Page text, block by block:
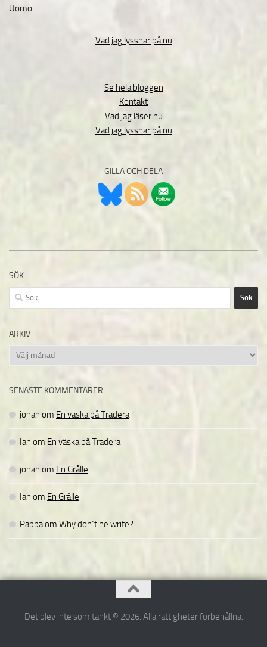
Uomo.
Vad jag lyssnar på nu
Se hela bloggen
Kontakt
Vad jag läser nu
Vad jag lyssnar på nu
GILLA OCH DELA
SÖK
Sök
efter:
ARKIV
Arkiv
SENASTE KOMMENTARER
johan om En väska på Tradera
Ian om En väska på Tradera
johan om En Grålle
Ian om En Grålle
Pappaom Why don´t he write?
Det blev inte som tänkt © 2026. Alla rättigheter förbehållna.